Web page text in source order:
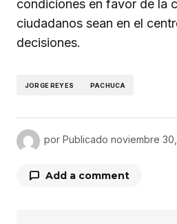
condiciones en favor de la
ciudadanos sean en el
decisiones.
JORGE REYES PACHUCA
por Publicado noviembre
Add a comment